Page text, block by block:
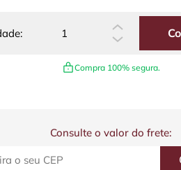
Compra 100% segura.
Consulte o valor do frete: